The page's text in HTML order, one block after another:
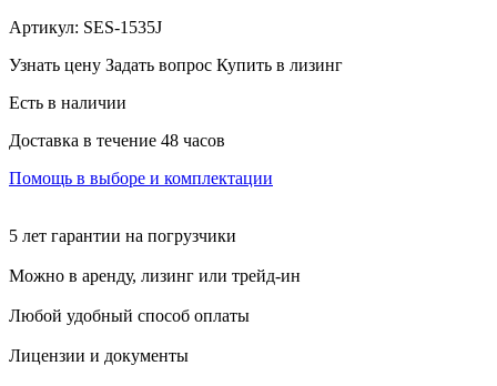
Артикул: SES-1535J
Узнать цену Задать вопрос Купить в лизинг
Есть в наличии
Доставка в течение 48 часов
Помощь в выборе и комплектации
5 лет гарантии на погрузчики
Можно в аренду, лизинг или трейд-ин
Любой удобный способ оплаты
Лицензии и документы